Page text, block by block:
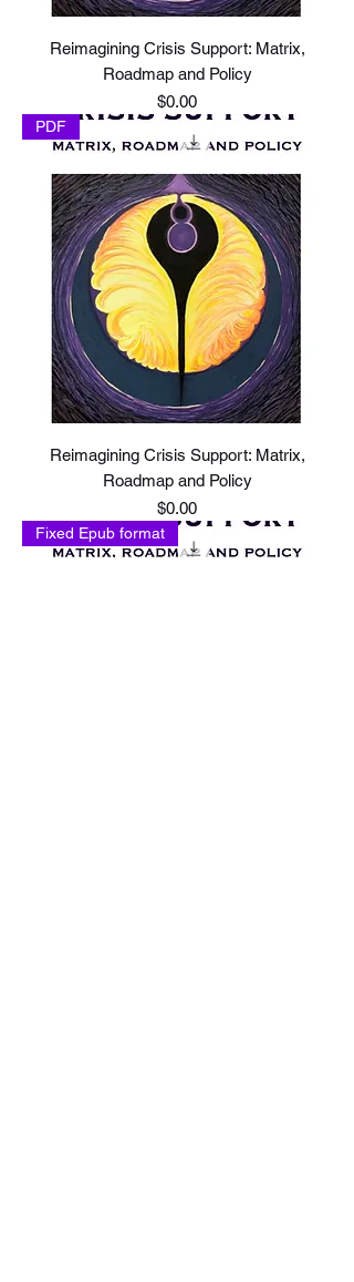
Reimagining Crisis Support: Matrix,
Roadmap and Policy
Price
$0.00
PDF
Reimagining Crisis Support: Matrix,
Roadmap and Policy
Price
$0.00
Fixed Epub format